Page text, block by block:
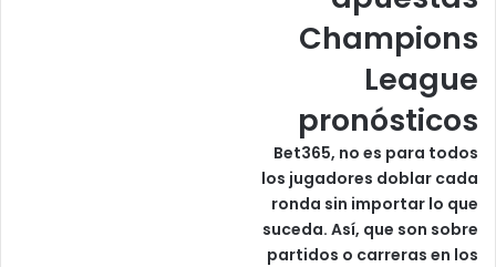
Champions
League
pronósticos
Bet365, no es para todos
los jugadores doblar cada
ronda sin importar lo que
suceda. Así, que son sobre
partidos o carreras en los